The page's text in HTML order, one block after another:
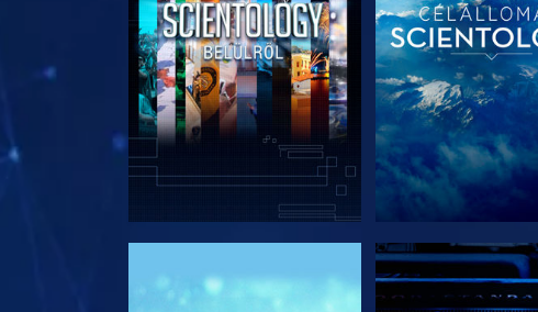
A SOROZAT RÉSZEI A SOROZAT